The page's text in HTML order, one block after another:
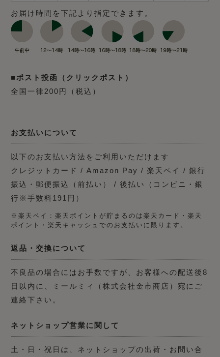
お届け時間を下記より指定できます。
■ポスト投函（クリックポスト）
全国一律200円（税込）
お支払いについて
以下のお支払い方法をご利用いただけます
クレジットカード / Amazon Pay / 楽天ペイ / 銀行
振込・郵便振込（前払い） / 後払い（コンビニ・銀
行※手数料191円）
※楽天ペイ：楽天ポイントが貯まるのは楽天カード・楽天
ポイント・楽天キャッシュでのお支払いに限ります。
返品・交換について
不良品の場合にはお手数ですが、お客様への配送後8
日以内に、ミールミィ（株式会社金市商店）宛にご
連絡下さい。
ネットショップ営業に関して
土・日・祝日は、ネットショップの出荷・お問い合